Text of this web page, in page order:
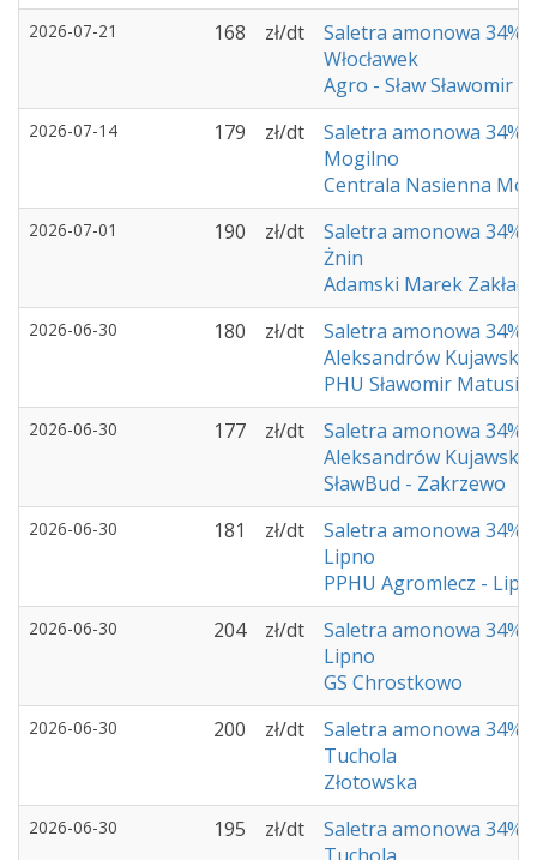
2026-07-21 168 zł/dt
Saletra amonowa 34%
Włocławek
Agro - Sław Sławomir
2026-07-14 179 zł/dt
Saletra amonowa 34%
Mogilno
Centrala Nasienna
2026-07-01 190 zł/dt
Saletra amonowa 34%
Żnin
Adamski Marek
2026-06-30 180 zł/dt
Saletra amonowa 34%
Aleksandrów Kujawski
PHU Sławomir
2026-06-30 177 zł/dt
Saletra amonowa 34%
Aleksandrów Kujawski
SławBud - Zakrzewo
2026-06-30 181 zł/dt
Saletra amonowa 34%
Lipno
PPHU Agromlecz -
2026-06-30 204 zł/dt
Saletra amonowa 34%
Lipno
GS Chrostkowo
2026-06-30 200 zł/dt
Saletra amonowa 34%
Tuchola
Złotowska
2026-06-30 195 zł/dt
Saletra amonowa 34%